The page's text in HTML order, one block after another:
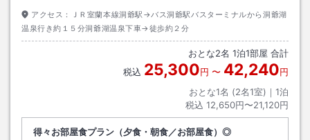
アクセス：
ＪＲ室蘭本線洞爺駅→バス洞爺駅バスターミナルから洞爺湖
温泉行き約１５分洞爺湖温泉下車→徒歩約２分
おとな2名 1泊1部屋 合計
税込 25,300円 〜 42,240円
おとな1名 (2名1室)｜ 1泊
税込 12,650円〜21,120円
得々お部屋食プラン（夕食・朝食／お部屋食）◎